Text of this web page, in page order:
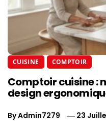
CUISINE COMPTOIR
Comptoir cuisine :
design
ByAdmin7279 23